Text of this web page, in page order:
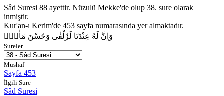
Sâd Suresi 88 ayettir. Nüzulü Mekke'de olup 38. sure olarak
inmiştir.
Kur'an-ı Kerim'de 453 sayfa numarasında yer almaktadır.
وَاِنَّ لَهُ عِنْدَنَا لَزُلْفٰى وَحُسْنَ مَاٰبٍ۟
Sureler
Mushaf
Sayfa 453
İlgili Sure
Sâd Suresi